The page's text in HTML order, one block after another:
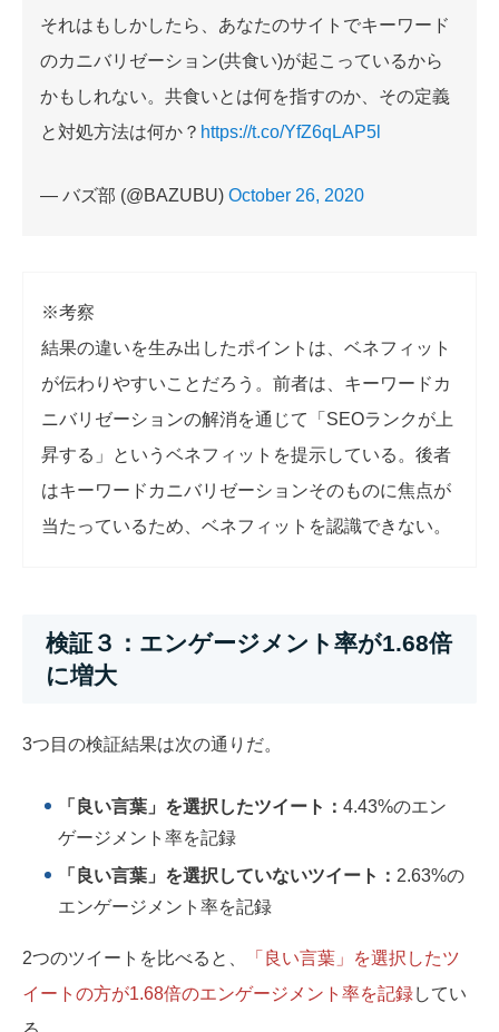
それはもしかしたら、あなたのサイトでキーワード
のカニバリゼーション(共食い)が起こっているから
かもしれない。共食いとは何を指すのか、その定義
と対処方法は何か？ https://t.co/YfZ6qLAP5l
— バズ部 (@BAZUBU) October 26, 2020
※考察
結果の違いを生み出したポイントは、ベネフィット
が伝わりやすいことだろう。前者は、キーワードカ
ニバリゼーションの解消を通じて「SEOランクが上
昇する」というベネフィットを提示している。後者
はキーワードカニバリゼーションそのものに焦点が
当たっているため、ベネフィットを認識できない。
検証３：エンゲージメント率が1.68倍
に増大
3つ目の検証結果は次の通りだ。
「良い言葉」を選択したツイート： 4.43%のエン
ゲージメント率を記録
「良い言葉」を選択していないツイート： 2.63%の
エンゲージメント率を記録
2つのツイートを比べると、
「良い言葉」を選択したツ
イートの方が1.68倍のエンゲージメント率を記録してい